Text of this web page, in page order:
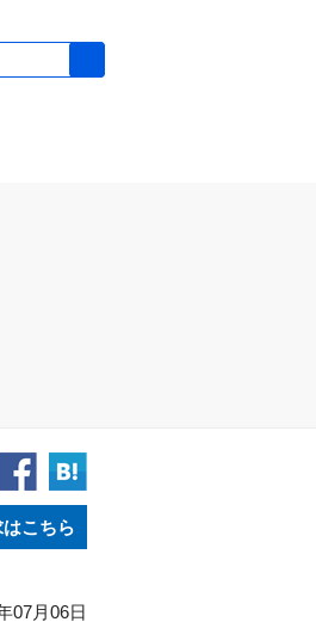
はこちら
07月06日